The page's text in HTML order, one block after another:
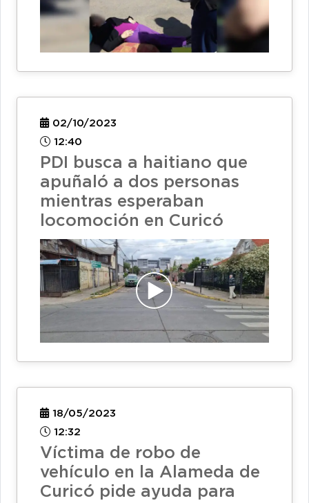
02/10/2023
12:40
PDI busca a haitiano que
apuñaló a dos personas
mientras esperaban
locomoción en Curicó
18/05/2023
12:32
Víctima de robo de
vehículo en la Alameda de
Curicó pide ayuda para